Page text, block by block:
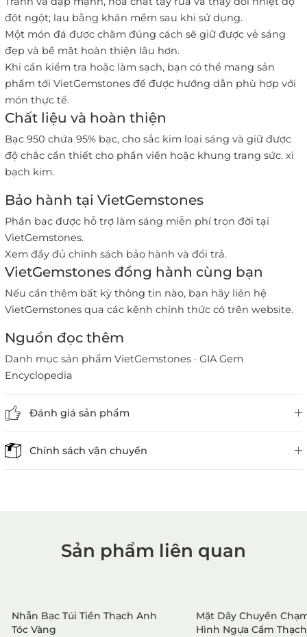
đột ngột; lau bằng khăn mềm sau khi sử dụng.
Một món đá được chăm đúng cách sẽ giữ được vẻ sáng
đẹp và bề mặt hoàn thiện lâu hơn.
Khi cần kiểm tra hoặc làm sạch, bạn có thể mang sản
phẩm tới VietGemstones để được hướng dẫn phù hợp với
món thực tế.
Chất liệu và hoàn thiện
Bạc 950 chứa 95% bạc, cho sắc kim loại sáng và giữ được
độ chắc cần thiết cho phần viền hoặc khung trang sức. xi
bạch kim.
Bảo hành tại VietGemstones
Phần bạc được hỗ trợ làm sáng miễn phí trọn đời tại
VietGemstones.
Xem đầy đủ chính sách bảo hành và đổi trả.
VietGemstones đồng hành cùng bạn
Nếu cần thêm bất kỳ thông tin nào, bạn hãy liên hệ
VietGemstones qua các kênh chính thức có trên website.
Nguồn đọc thêm
Danh mục sản phẩm VietGemstones · GIA Gem
Encyclopedia
Đánh giá sản phẩm
Chính sách vận chuyển
1. Mua hàng trực tiếp tại VietGemstones
Sản phẩm liên quan
Nhẫn Bạc Túi Tiền Thạch Anh
Tóc Vàng
Mặt Dây Chuyền
Hình Ngựa Cẩm